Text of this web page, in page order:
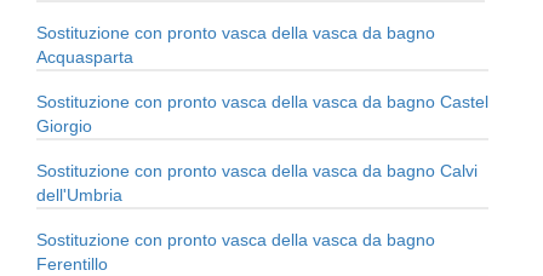
Sostituzione con pronto vasca della vasca da bagno
Acquasparta
Sostituzione con pronto vasca della vasca da bagno Castel
Giorgio
Sostituzione con pronto vasca della vasca da bagno Calvi
dell'Umbria
Sostituzione con pronto vasca della vasca da bagno
Ferentillo